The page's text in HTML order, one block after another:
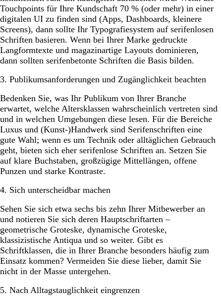
Touchpoints für Ihre Kundschaft 70 % (oder mehr) in einer
digitalen UI zu finden sind (Apps, Dashboards, kleinere
Screens), dann sollte Ihr Typografiesystem auf serifenlosen
Schriften basieren. Wenn bei Ihrer Marke gedruckte
Langformtexte und magazinartige Layouts dominieren,
dann sollten serifenbetonte Schriften die Basis bilden.
3. Publikumsanforderungen und Zugänglichkeit beachten
Bedenken Sie, was Ihr Publikum von Ihrer Branche
erwartet, welche Altersklassen wahrscheinlich vertreten sind
und in welchen Umgebungen diese lesen. Für die Bereiche
Luxus und (Kunst-)Handwerk sind Serifenschriften eine
gute Wahl; wenn es um Technik oder alltäglichen Gebrauch
geht, bieten sich eher serifenlose Schriften an. Setzen Sie
auf klare Buchstaben, großzügige Mittellängen, offene
Punzen und starke Kontraste.
4. Sich unterscheidbar machen
Sehen Sie sich etwa sechs bis zehn Ihrer Mitbewerber an
und notieren Sie sich deren Hauptschriftarten –
geometrische Groteske, dynamische Groteske,
klassizistische Antiqua und so weiter. Gibt es
Schriftklassen, die in Ihrer Branche besonders häufig zum
Einsatz kommen? Vermeiden Sie diese lieber, damit Sie
nicht in der Masse untergehen.
5. Nach Alltagstauglichkeit eingrenzen